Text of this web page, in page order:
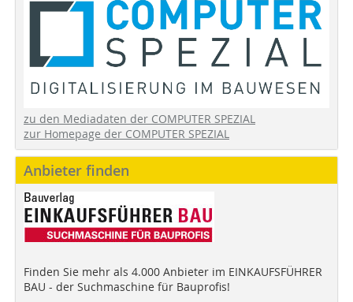
zu den Mediadaten der COMPUTER SPEZIAL
zur Homepage der COMPUTER SPEZIAL
Anbieter finden
Finden Sie mehr als 4.000 Anbieter im EINKAUFSFÜHRER
BAU - der Suchmaschine für Bauprofis!